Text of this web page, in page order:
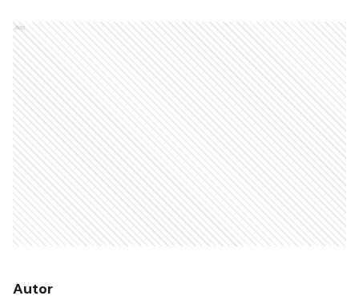
Ads
Autor